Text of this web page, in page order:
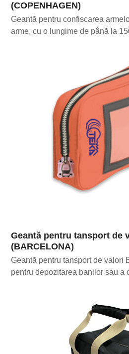
(COPENHAGEN)
Geantă pentru confiscarea
arme, cu o lungime de până la
Geantă pentru tansport de
(BARCELONA)
Geantă pentru tansport de valori
pentru depozitarea banilor sau a